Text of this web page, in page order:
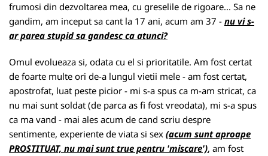
frumosi din dezvoltarea mea, cu greselile de rigoare... Sa ne
gandim, am inceput sa cant la 17 ani, acum am 37 - nu vi s-
ar parea stupid sa gandesc ca atunci?
Omul evolueaza si, odata cu el si prioritatile. Am fost certat
de foarte multe ori de-a lungul vietii mele - am fost certat,
apostrofat, luat peste picior - mi s-a spus ca m-am stricat, ca
nu mai sunt soldat (de parca as fi fost vreodata), mi s-a spus
ca ma vand - mai ales acum de cand scriu despre
sentimente, experiente de viata si sex (acum sunt aproape
PROSTITUAT, nu mai sunt true pentru 'miscare'), am fost